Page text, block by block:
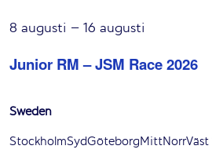
Junior RM – JSM Race 2026
8 augusti – 16 augusti
Sweden
StockholmSydGöteborgMittNorrVäst